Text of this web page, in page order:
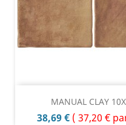
MANUAL CLAY
Prix
38,69 € ( 37,20 €